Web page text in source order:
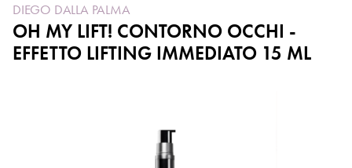
DIEGO DALLA PALMA
OH MY LIFT! CONTORNO OCCHI -
EFFETTO LIFTING IMMEDIATO 15 ML